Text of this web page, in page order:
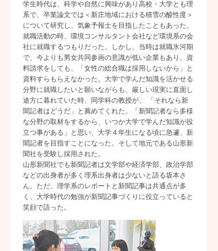
学生時代は、科学や自然に興味があり高校・大学とも理
系で、卒業論文では＜新庄地域における積雪の酸性度＞
について研究し、気象予報士を目指したこともあった。
就職活動の時、環境コンサルタント会社など環境系の会
社に就職するつもりだった。しかし、当時は就職氷河期
で、今よりも男女共同参画の意識が低い企業もあり、資
料請求をしても、「女性の総合職は採用しないから」と
資料すらもらえなかった。大学で学んだ知識を活かせる
分野に就職したいと願いながらも、厳しい現実に直面し
途方に暮れていた時、同学科の教授が、 「それなら新
聞記者はどうだ」と薦めてくれた。「新聞記者なら多様
な分野の取材をするから、いつか大学で学んだ知識が役
立つ事がある」と思い、大学４年生になる頃に急遽、新
聞記者を目指すことになった。そして地元である山形新
聞社を受験し採用された。
山形新聞社でも新聞記者は文学部や経済学部、政治学部
などの出身者が多く理系出身者は少ないと語る坂本さ
ん。ただ、理学系のレポートと新聞記事は共通点が多
く、大学時代の勉強が新聞記事づくりに役立っていると
笑顔で語った。